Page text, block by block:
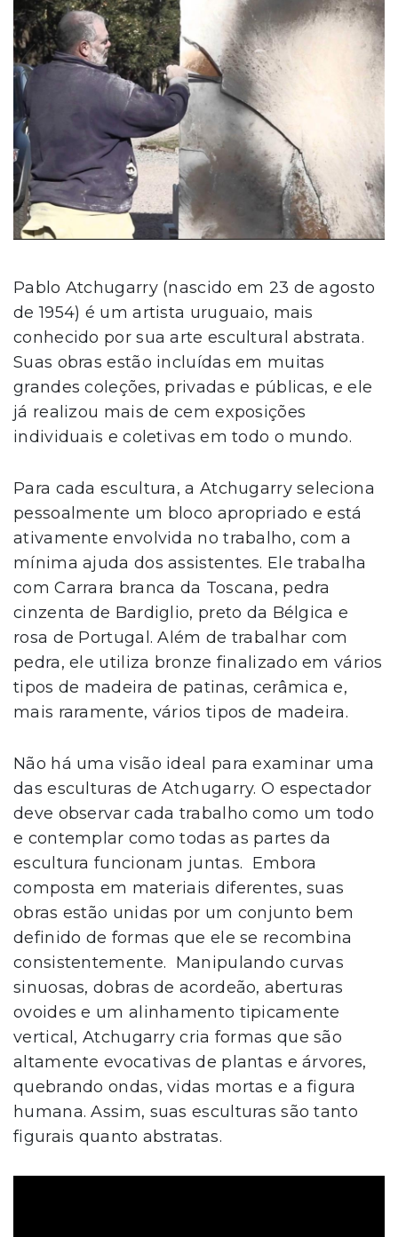
Pablo Atchugarry (nascido em 23 de agosto
de 1954) é um artista uruguaio, mais
conhecido por sua arte escultural abstrata.
Suas obras estão incluídas em muitas
grandes coleções, privadas e públicas, e ele
já realizou mais de cem exposições
individuais e coletivas em todo o mundo.
Para cada escultura, a Atchugarry seleciona
pessoalmente um bloco apropriado e está
ativamente envolvida no trabalho, com a
mínima ajuda dos assistentes. Ele trabalha
com Carrara branca da Toscana, pedra
cinzenta de Bardiglio, preto da Bélgica e
rosa de Portugal. Além de trabalhar com
pedra, ele utiliza bronze finalizado em vários
tipos de madeira de patinas, cerâmica e,
mais raramente, vários tipos de madeira.
Não há uma visão ideal para examinar uma
das esculturas de Atchugarry. O espectador
deve observar cada trabalho como um todo
e contemplar como todas as partes da
escultura funcionam juntas. Embora
composta em materiais diferentes, suas
obras estão unidas por um conjunto bem
definido de formas que ele se recombina
consistentemente. Manipulando curvas
sinuosas, dobras de acordeão, aberturas
ovoides e um alinhamento tipicamente
vertical, Atchugarry cria formas que são
altamente evocativas de plantas e árvores,
quebrando ondas, vidas mortas e a figura
humana. Assim, suas esculturas são tanto
figurais quanto abstratas.